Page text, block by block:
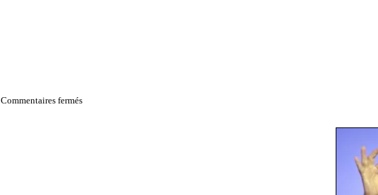
Commentaires ferméssur